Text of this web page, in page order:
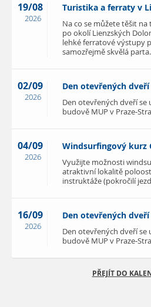
19/08
2026
Turistika a ferraty v
Na co se můžete těšit
po okolí Lienzských
lehké ferratové výstupy
samozřejmě skvělá parta.
02/09
2026
Den otevřených dveří
Den otevřených dveří se
budově MUP v Praze-
04/09
2026
Windsurfingový kurz
Využijte možnosti
atraktivní lokalitě
instruktáže (pokročilí
16/09
2026
Den otevřených dveří
Den otevřených dveří se
budově MUP v Praze-
PŘEJÍT DO